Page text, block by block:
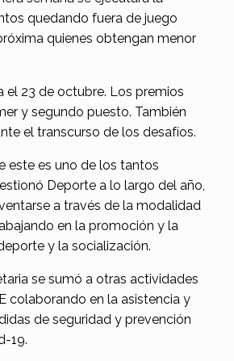
quedando fuera de juego
quienes obtengan menor
el 23 de octubre. Los premios
y segundo puesto. También
el transcurso de los desafíos.
este es uno de los tantos
Deporte a lo largo del año,
a través de la modalidad
en la promoción y la
y la socialización.
se sumó a otras actividades
colaborando en la asistencia y
de seguridad y prevención
19.